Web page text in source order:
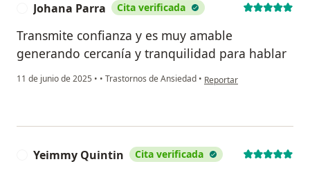
Johana Parra Cita verificada
Transmite confianza y es muy amable
generando cercanía y tranquilidad para hablar
11 de junio de 2025 • • Trastornos de Ansiedad • en opinión del usuario
Reportar
Yeimmy Quintin Cita verificada